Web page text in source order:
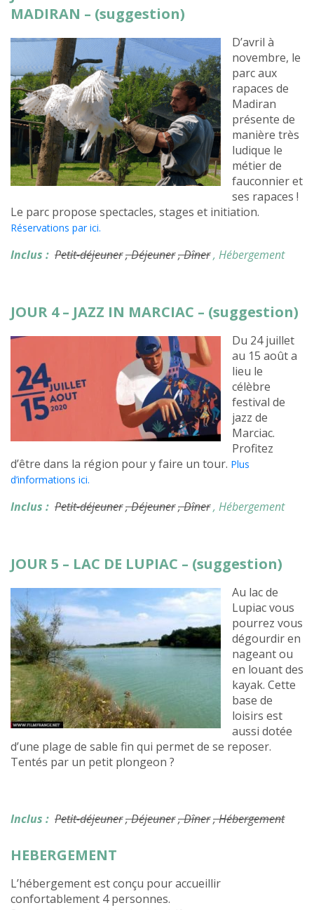
MADIRAN – (suggestion)
D’avril à
novembre, le
parc aux
rapaces de
Madiran
présente de
manière très
ludique le
métier de
fauconnier et
ses rapaces !
Le parc propose spectacles, stages et initiation.
Réservations par ici.
Inclus : Petit-déjeuner, Déjeuner, Dîner, Hébergement
JOUR 4 – JAZZ IN MARCIAC – (suggestion)
Du 24 juillet
au 15 août a
lieu le
célèbre
festival de
jazz de
Marciac.
Profitez
d’être dans la région pour y faire un tour. Plus
d’informations ici.
Inclus : Petit-déjeuner, Déjeuner, Dîner, Hébergement
JOUR 5 – LAC DE LUPIAC – (suggestion)
Au lac de
Lupiac vous
pourrez vous
dégourdir en
nageant ou
en louant des
kayak. Cette
base de
loisirs est
aussi dotée
d’une plage de sable fin qui permet de se reposer.
Tentés par un petit plongeon ?
Inclus : Petit-déjeuner, Déjeuner, Dîner, Hébergement
HEBERGEMENT
L’hébergement est conçu pour accueillir
confortablement 4 personnes.